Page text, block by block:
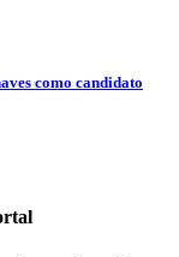
como candidato